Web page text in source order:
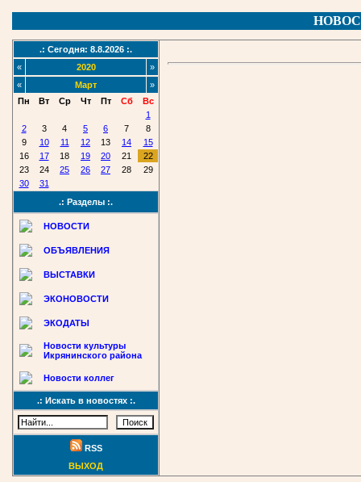
.: Сегодня: 8.8.2026 :.
«
2020
»
«
Март
»
Пн
Вт Ср Чт Пт Сб
Вс
1
2
3 4 5 6 7
8
9
10 11 12 13 14
15
16
17 18 19 20 21
22
23
24 25 26 27 28
29
30
31
.: Разделы :.
НОВОСТИ
ОБЪЯВЛЕНИЯ
ВЫСТАВКИ
ЭКОНОВОСТИ
ЭКОДАТЫ
Новости культуры
Икрянинского района
Новости коллег
.: Искать в новостях :.
RSS
ВЫХОД